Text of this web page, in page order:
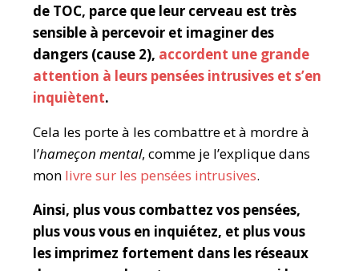
de TOC, parce que leur cerveau est très
sensible à percevoir et imaginer des
dangers (cause 2), accordent une grande
attention à leurs pensées intrusives et s’en
inquiètent.
Cela les porte à les combattre et à mordre à
l’hameçon mental, comme je l’explique dans
mon livre sur les pensées intrusives.
Ainsi, plus vous combattez vos pensées,
plus vous vous en inquiétez, et plus vous
les imprimez fortement dans les réseaux